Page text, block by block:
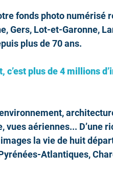
fonds photo numérisé
Gers, Lot-et-Garonne,
plus de 70 ans.
c’est plus de 4 millions
aériennes... D’une
la vie de huit
Atlantiques,